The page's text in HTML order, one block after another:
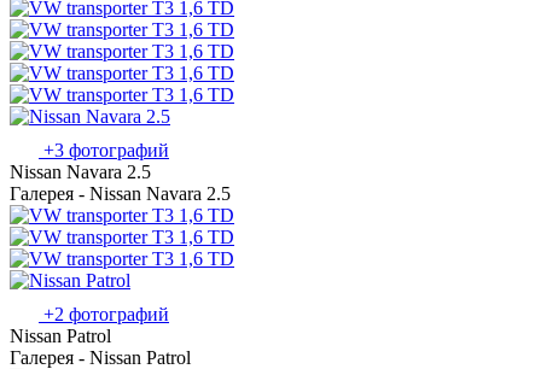
+3 фотографий
Nissan Navara 2.5
Галерея - Nissan Navara 2.5
+2 фотографий
Nissan Patrol
Галерея - Nissan Patrol